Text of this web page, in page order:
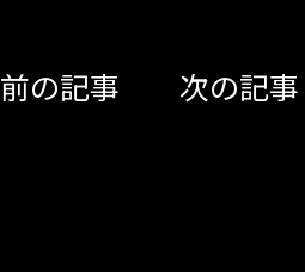
前の記事 次の記事